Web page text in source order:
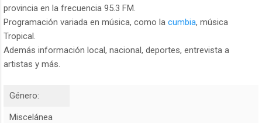
provincia en la frecuencia 95.3 FM.
Programación variada en música, como la cumbia, música
Tropical.
Además información local, nacional, deportes, entrevista a
artistas y más.
Género:
Miscelánea